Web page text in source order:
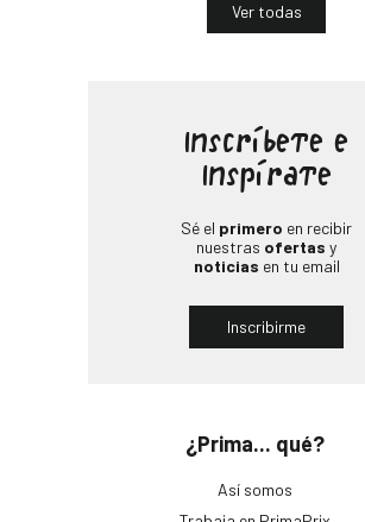
Ver todas
¿Prima... qué?
Así somos
Inscríbete e
Inspírate
Sé el primero en recibir
nuestras ofertas y
noticias en tu email
Inscribirme